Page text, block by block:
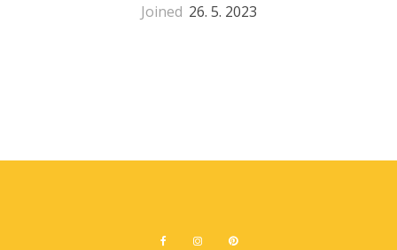
Joined 26. 5. 2023